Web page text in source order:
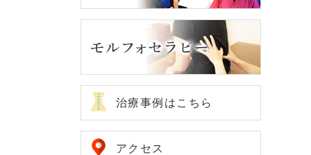
治療事例はこちら
アクセス